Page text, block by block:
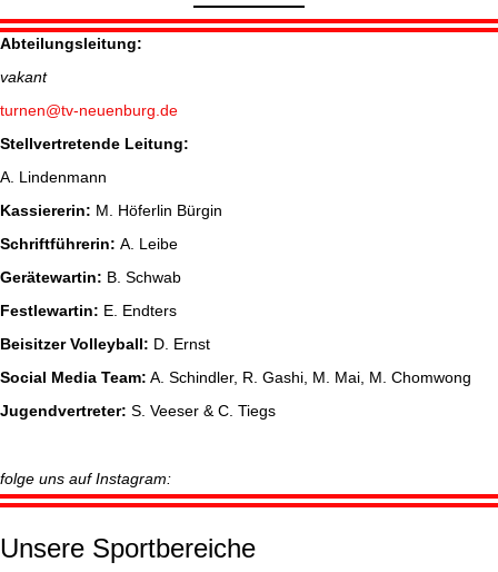
Abteilungsleitung:
vakant
turnen@tv-neuenburg.de
Stellvertretende Leitung:
A. Lindenmann
Kassiererin: M. Höferlin Bürgin
Schriftführerin: A. Leibe
Gerätewartin: B. Schwab
Festlewartin: E. Endters
Beisitzer Volleyball: D. Ernst
Social Media Team: A. Schindler, R. Gashi, M. Mai, M. Chomwong
Jugendvertreter: S. Veeser & C. Tiegs
folge uns auf Instagram:
Unsere Sportbereiche